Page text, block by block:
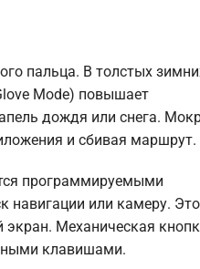
пальца. В толстых
Mode) повышает
дождя или снега.
и сбивая маршрут.
программируемыми
навигации или камеру. Это
экран. Механическая
клавишами.